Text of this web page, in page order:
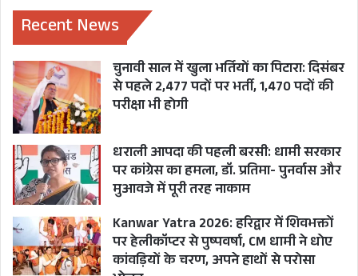
श्रीकेदारनाथ जी तथा गंगोत्री और यमुनोत्री धामों के दर्शन
का निमंत्रण भी दिया ।
NEP 2020
NEW EDUCATION POLICY
PM MODI
Vice President Jagdeep Dhankhad
VICE PRESIDENT OF INDIA
Recent News
चुनावी साल में खुला भर्तियों का पिटारा: दिसंबर
से पहले 2,477 पदों पर भर्ती, 1,470 पदों की
परीक्षा भी होगी
धराली आपदा की पहली बरसी: धामी सरकार
पर कांग्रेस का हमला, डॉ. प्रतिमा- पुनर्वास और
मुआवजे में पूरी तरह नाकाम
Kanwar Yatra 2026: हरिद्वार में शिवभक्तों
पर हेलीकॉप्टर से पुष्पवर्षा, CM धामी ने धोए
कांवड़ियों के चरण, अपने हाथों से परोसा